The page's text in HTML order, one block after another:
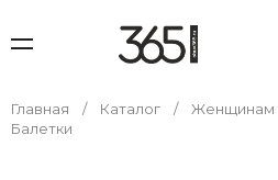
Главная Каталог Женщинам
Балетки